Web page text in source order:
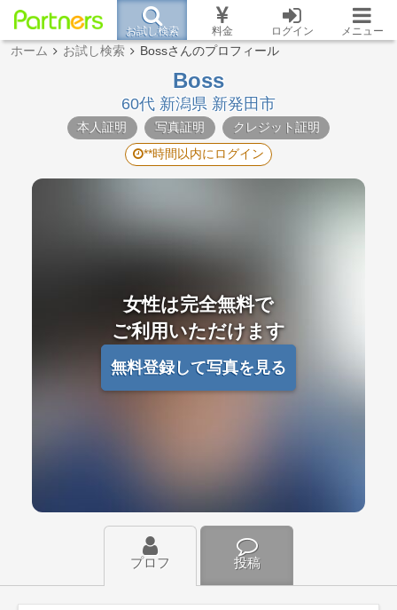
お試し検索 料金 ログイン メニュー
ホーム お試し検索 Bossさんのプロフィール
Boss
60代 新潟県 新発田市
本人証明 写真証明
クレジット証明
**時間以内にログイン
女性は完全無料で
ご利用いただけます
無料登録して写真を見る
プロフ 投稿